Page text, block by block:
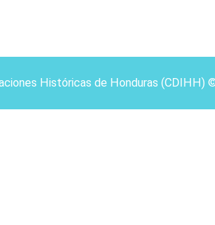
Históricas de Honduras (CDIHH)